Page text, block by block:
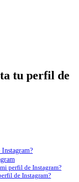
tu perfil de
perfil de Instagram?
de Instagram?